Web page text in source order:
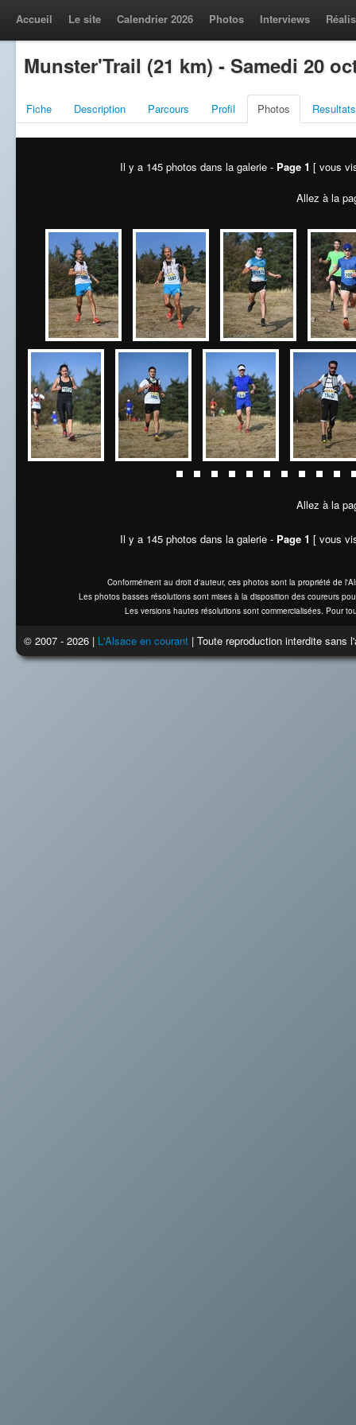
Accueil Le site Calendrier 2026 Photos Interviews
Munster'Trail (21 km) - Samedi 20
Fiche Description Parcours Profil Photos Resultats
Il y a 145 photos dans la galerie - Page 1 [ vous
Allez à la
Allez à la
Il y a 145 photos dans la galerie - Page 1 [ vous
Conformément au droit d'auteur, ces photos sont la propriété de
Les photos basses résolutions sont mises à la disposition des coureurs
Les versions hautes résolutions sont commercialisées. Pour
© 2007 - 2026 | L'Alsace en courant | Toute reproduction interdite sans